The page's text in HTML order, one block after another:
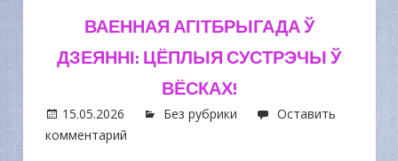
ВАЕННАЯ АГІТБРЫГАДА Ў
ДЗЕЯННІ: ЦЁПЛЫЯ СУСТРЭЧЫ Ў
ВЁСКАХ!
15.05.2026 Без рубрики
Оставить
комментарий